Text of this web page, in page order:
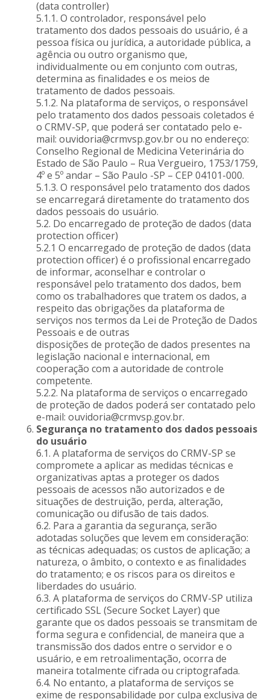
(data controller)
5.1.1. O controlador, responsável pelo
tratamento dos dados pessoais do usuário, é a
pessoa física ou jurídica, a autoridade pública, a
agência ou outro organismo que,
individualmente ou em conjunto com outras,
determina as finalidades e os meios de
tratamento de dados pessoais.
5.1.2. Na plataforma de serviços, o responsável
pelo tratamento dos dados pessoais coletados é
o CRMV-SP, que poderá ser contatado pelo e-
mail: ouvidoria@crmvsp.gov.br ou no endereço:
Conselho Regional de Medicina Veterinária do
Estado de São Paulo – Rua Vergueiro, 1753/1759,
4º e 5º andar – São Paulo -SP – CEP 04101-000.
5.1.3. O responsável pelo tratamento dos dados
se encarregará diretamente do tratamento dos
dados pessoais do usuário.
5.2. Do encarregado de proteção de dados (data
protection officer)
5.2.1 O encarregado de proteção de dados (data
protection officer) é o profissional encarregado
de informar, aconselhar e controlar o
responsável pelo tratamento dos dados, bem
como os trabalhadores que tratem os dados, a
respeito das obrigações da plataforma de
serviços nos termos da Lei de Proteção de Dados
Pessoais e de outras
disposições de proteção de dados presentes na
legislação nacional e internacional, em
cooperação com a autoridade de controle
competente.
5.2.2. Na plataforma de serviços o encarregado
de proteção de dados poderá ser contatado pelo
e-mail: ouvidoria@crmvsp.gov.br.
Segurança no tratamento dos dados pessoais
do usuário
6.1. A plataforma de serviços do CRMV-SP se
compromete a aplicar as medidas técnicas e
organizativas aptas a proteger os dados
pessoais de acessos não autorizados e de
situações de destruição, perda, alteração,
comunicação ou difusão de tais dados.
6.2. Para a garantia da segurança, serão
adotadas soluções que levem em consideração:
as técnicas adequadas; os custos de aplicação; a
natureza, o âmbito, o contexto e as finalidades
do tratamento; e os riscos para os direitos e
liberdades do usuário.
6.3. A plataforma de serviços do CRMV-SP utiliza
certificado SSL (Secure Socket Layer) que
garante que os dados pessoais se transmitam de
forma segura e confidencial, de maneira que a
transmissão dos dados entre o servidor e o
usuário, e em retroalimentação, ocorra de
maneira totalmente cifrada ou criptografada.
6.4. No entanto, a plataforma de serviços se
exime de responsabilidade por culpa exclusiva de